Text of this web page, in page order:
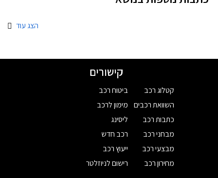
הצג עוד
קישורים
קטלוג רכב
השוואת רכבים
כתבות רכב
מבחני רכב
מבצעי רכב
מחירון רכב
ביטוח רכב
מימון לרכב
ליסינג
רכב חדש
ייעוץ רכב
רישום לניוזלטר